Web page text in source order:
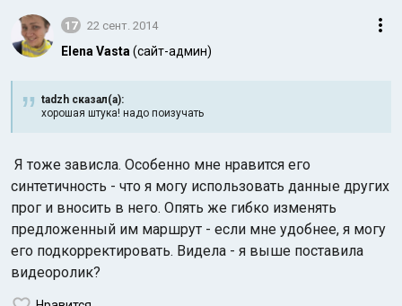
17 22 сент. 2014
Elena Vasta (сайт-админ)
tadzh сказал(а):
хорошая штука! надо поизучать
Я тоже зависла. Особенно мне нравится его
синтетичность - что я могу использовать данные других
прог и вносить в него. Опять же гибко изменять
предложенный им маршрут - если мне удобнее, я могу
его подкорректировать. Видела - я выше поставила
видеоролик?